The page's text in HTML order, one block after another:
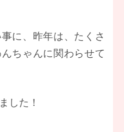
に、昨年は、たくさ
ちゃんに関わらせて
した！